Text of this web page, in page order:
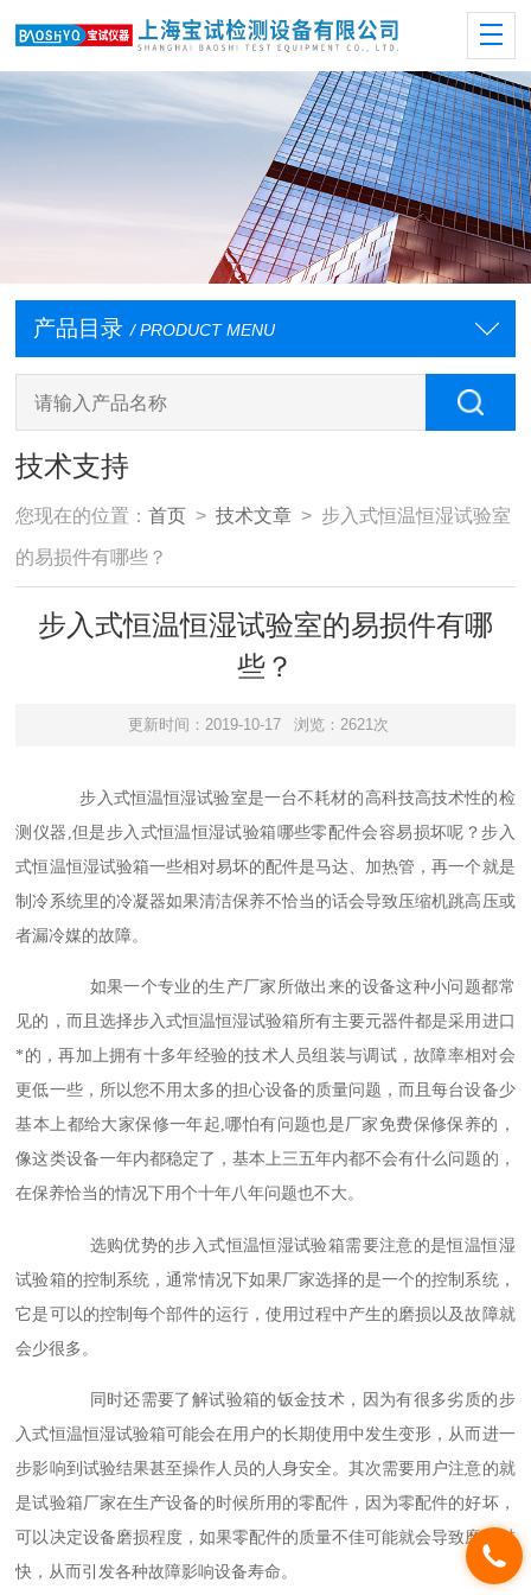
产品目录 / PRODUCT MENU
技术支持
您现在的位置：首页 >技术文章 > 步入式恒温恒湿试验室
的易损件有哪些？
步入式恒温恒湿试验室的易损件有哪
些？
更新时间：2019-10-17 浏览：2621次
步入式恒温恒湿试验室是一台不耗材的高科技高技术性的检
测仪器,但是步入式恒温恒湿试验箱哪些零配件会容易损坏呢？步入
式恒温恒湿试验箱一些相对易坏的配件是马达、加热管，再一个就是
制冷系统里的冷凝器如果清洁保养不恰当的话会导致压缩机跳高压或
者漏冷媒的故障。
如果一个专业的生产厂家所做出来的设备这种小问题都常
见的，而且选择步入式恒温恒湿试验箱所有主要元器件都是采用进口
*的，再加上拥有十多年经验的技术人员组装与调试，故障率相对会
更低一些，所以您不用太多的担心设备的质量问题，而且每台设备少
基本上都给大家保修一年起,哪怕有问题也是厂家免费保修保养的，
像这类设备一年内都稳定了，基本上三五年内都不会有什么问题的，
在保养恰当的情况下用个十年八年问题也不大。
选购优势的步入式恒温恒湿试验箱需要注意的是恒温恒湿
试验箱的控制系统，通常情况下如果厂家选择的是一个的控制系统，
它是可以的控制每个部件的运行，使用过程中产生的磨损以及故障就
会少很多。
同时还需要了解试验箱的钣金技术，因为有很多劣质的步
入式恒温恒湿试验箱可能会在用户的长期使用中发生变形，从而进一
步影响到试验结果甚至操作人员的人身安全。其次需要用户注意的就
是试验箱厂家在生产设备的时候所用的零配件，因为零配件的好坏，
可以决定设备磨损程度，如果零配件的质量不佳可能就会导致磨损过
快，从而引发各种故障影响设备寿命。